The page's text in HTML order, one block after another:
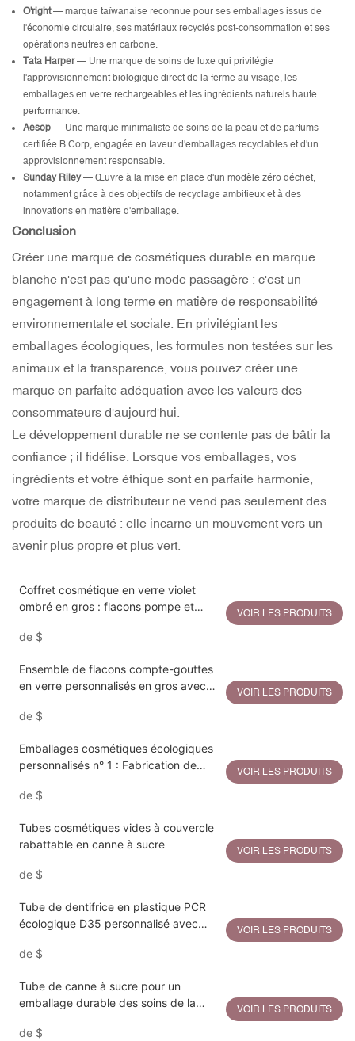
O'right— marque taïwanaise reconnue pour ses emballages issus de
l'économie circulaire, ses matériaux recyclés post-consommation et ses
opérations neutres en carbone.
Tata Harper— Une marque de soins de luxe qui privilégie
l'approvisionnement biologique direct de la ferme au visage, les
emballages en verre rechargeables et les ingrédients naturels haute
performance.
Aesop — Une marque minimaliste de soins de la peau et de parfums
certifiée B Corp, engagée en faveur d'emballages recyclables et d'un
approvisionnement responsable.
Sunday Riley— Œuvre à la mise en place d'un modèle zéro déchet,
notamment grâce à des objectifs de recyclage ambitieux et à des
innovations en matière d'emballage.
Conclusion
Créer une marque de cosmétiques durable en marque
blanche n'est pas qu'une mode passagère : c'est un
engagement à long terme en matière de responsabilité
environnementale et sociale. En privilégiant les
emballages écologiques, les formules non testées sur les
animaux et la transparence, vous pouvez créer une
marque en parfaite adéquation avec les valeurs des
consommateurs d'aujourd'hui.
Le développement durable ne se contente pas de bâtir la
confiance ; il fidélise. Lorsque vos emballages, vos
ingrédients et votre éthique sont en parfaite harmonie,
votre marque de distributeur ne vend pas seulement des
produits de beauté : elle incarne un mouvement vers un
avenir plus propre et plus vert.
Coffret cosmétique en verre violet
ombré en gros : flacons pompe et
de $
VOIR LES PRODUITS
Ensemble de flacons compte-gouttes
en verre personnalisés en gros avec
de $
VOIR LES PRODUITS
Emballages cosmétiques écologiques
personnalisés n° 1 : Fabrication de
(services OEM)
de $
VOIR LES PRODUITS
Tubes cosmétiques vides à couvercle
rabattable en canne à sucre
de $
VOIR LES PRODUITS
Tube de dentifrice en plastique PCR
écologique D35 personnalisé avec
de $
VOIR LES PRODUITS
Tube de canne à sucre pour un
emballage durable des soins de la
de $
VOIR LES PRODUITS